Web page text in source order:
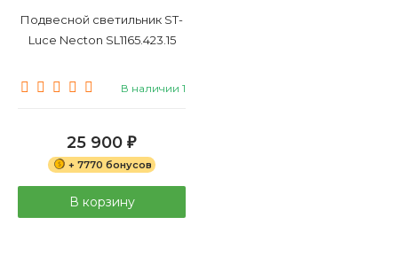
Подвесной светильник ST-
Luce Necton SL1165.423.15
В наличии 1
25 900 ₽
+ 7770 бонусов
В корзину